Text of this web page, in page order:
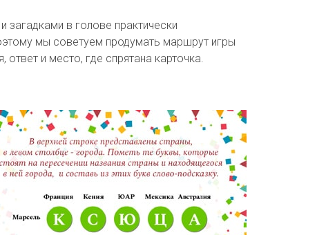
в голове практически
мы советуем продумать маршрут игры
и место, где спрятана карточка.